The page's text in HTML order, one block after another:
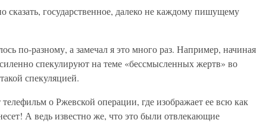
государственное, далеко не каждому пишущему
по-разному, а замечал я это много раз. Например, начиная
спекулируют на теме «бессмысленных жертв» во
спекуляцией.
о Ржевской операции, где изображает ее всю как
А ведь известно же, что это были отвлекающие